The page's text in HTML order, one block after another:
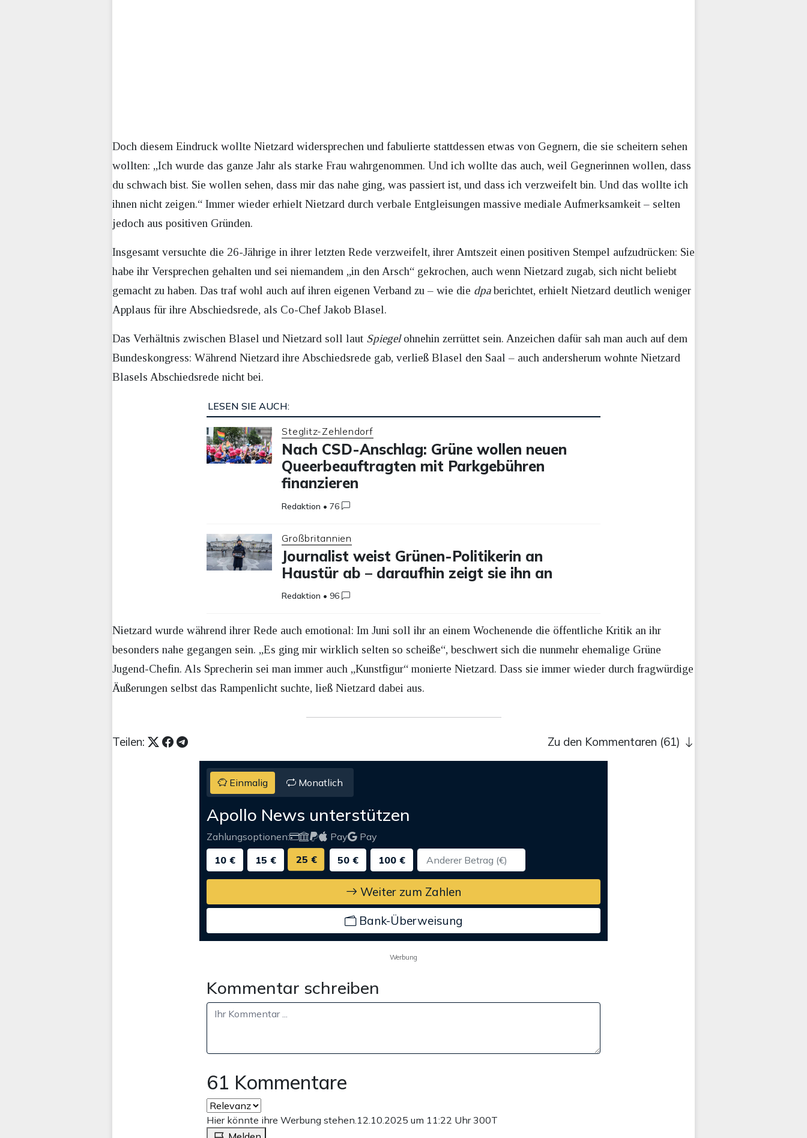
Doch diesem Eindruck wollte Nietzard widersprechen und fabulierte stattdessen etwas von Gegnern, die sie scheitern sehen
wollten: „Ich wurde das ganze Jahr als starke Frau wahrgenommen. Und ich wollte das auch, weil Gegnerinnen wollen, dass
du schwach bist. Sie wollen sehen, dass mir das nahe ging, was passiert ist, und dass ich verzweifelt bin. Und das wollte ich
ihnen nicht zeigen.“ Immer wieder erhielt Nietzard durch verbale Entgleisungen massive mediale Aufmerksamkeit – selten
jedoch aus positiven Gründen.
Insgesamt versuchte die 26-Jährige in ihrer letzten Rede verzweifelt, ihrer Amtszeit einen positiven Stempel aufzudrücken: Sie
habe ihr Versprechen gehalten und sei niemandem „in den Arsch“ gekrochen, auch wenn Nietzard zugab, sich nicht beliebt
gemacht zu haben. Das traf wohl auch auf ihren eigenen Verband zu – wie die dpaberichtet, erhielt Nietzard deutlich weniger
Applaus für ihre Abschiedsrede, als Co-Chef Jakob Blasel.
Das Verhältnis zwischen Blasel und Nietzard soll laut Spiegelohnehin zerrüttet sein. Anzeichen dafür sah man auch auf dem
Bundeskongress: Während Nietzard ihre Abschiedsrede gab, verließ Blasel den Saal – auch andersherum wohnte Nietzard
Blasels Abschiedsrede nicht bei.
LESEN SIE AUCH:
Steglitz-Zehlendorf
Nach CSD-Anschlag: Grüne wollen neuen
Queerbeauftragten mit Parkgebühren
finanzieren
Redaktion •76
Großbritannien
Journalist weist Grünen-Politikerin an
Haustür ab – daraufhin zeigt sie ihn an
Redaktion • 96
Nietzard wurde während ihrer Rede auch emotional: Im Juni soll ihr an einem Wochenende die öffentliche Kritik an ihr
besonders nahe gegangen sein. „Es ging mir wirklich selten so scheiße“, beschwert sich die nunmehr ehemalige Grüne
Jugend-Chefin. Als Sprecherin sei man immer auch „Kunstfigur“ monierte Nietzard. Dass sie immer wieder durch fragwürdige
Äußerungen selbst das Rampenlicht suchte, ließ Nietzard dabei aus.
Teilen: Zu den Kommentaren (61)
Einmalig Monatlich
Apollo News unterstützen
Zahlungsoptionen: Pay
Pay
10 €
15 € 25 € 50 € 100 €
Weiter zum Zahlen
Bank-Überweisung
Werbung
Kommentar schreiben
61 Kommentare
Hier könnte ihre Werbung stehen. 12.10.2025 um 11:22 Uhr300T